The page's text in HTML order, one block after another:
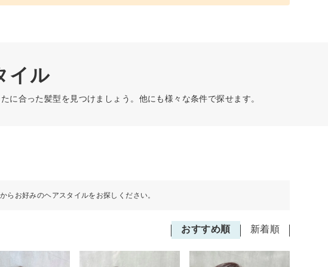
イル
合った髪型を見つけましょう。他にも様々な条件で探せます。
らお好みのヘアスタイルをお探しください。
おすすめ順 新着順